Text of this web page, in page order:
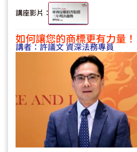
講座影片：
如何讓您的商標更有力量！
講者：許議文 資深法務專員